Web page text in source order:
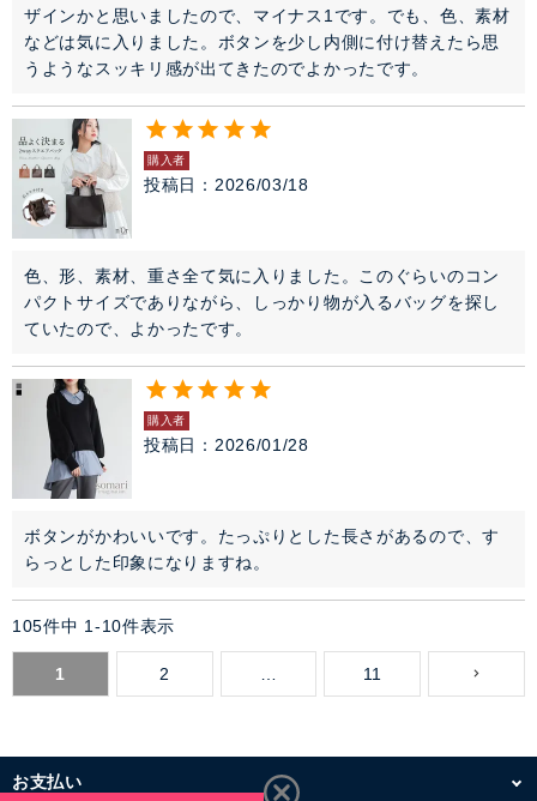
ザインかと思いましたので、マイナス1です。でも、色、素材
などは気に入りました。ボタンを少し内側に付け替えたら思
うようなスッキリ感が出てきたのでよかったです。
購入者
投稿日 2026/03/18
色、形、素材、重さ全て気に入りました。このぐらいのコン
パクトサイズでありながら、しっかり物が入るバッグを探し
ていたので、よかったです。
購入者
投稿日 2026/01/28
ボタンがかわいいです。たっぷりとした長さがあるので、す
らっとした印象になりますね。
105件中 1 -10件表示
1 2 11
お支払い